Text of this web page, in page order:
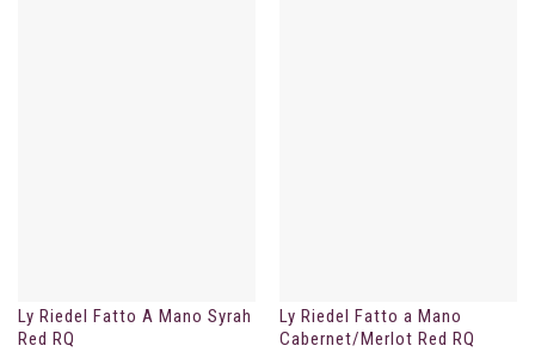
Ly Riedel Fatto A Mano Syrah
Red RQ
Ly Riedel Fatto a Mano
Cabernet/Merlot Red RQ